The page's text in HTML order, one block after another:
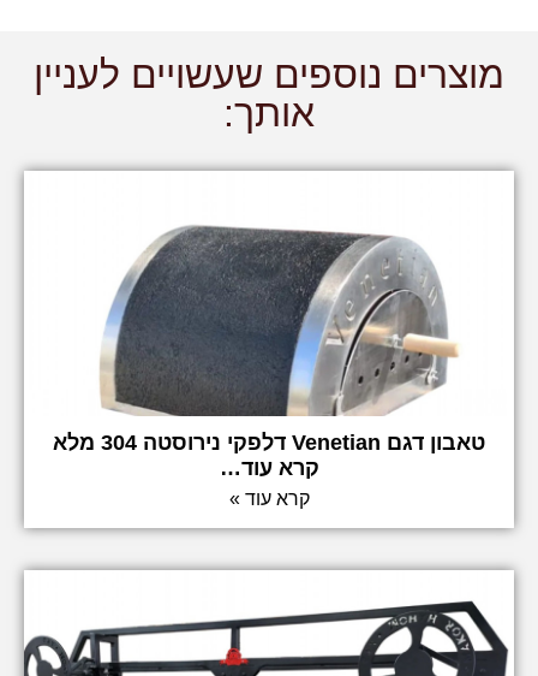
מוצרים נוספים שעשויים לעניין
אותך:
טאבון דגם Venetian דלפקי נירוסטה 304 מלא
קרא עוד…
קרא עוד »